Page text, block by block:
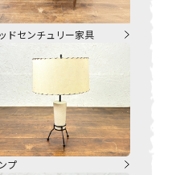
ドセンチュリー家具
プ